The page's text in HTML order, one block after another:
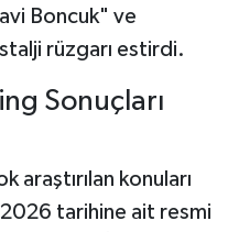
Boncuk" ve
rüzgarı estirdi.
Sonuçları
araştırılan konuları
2026 tarihine ait resmi